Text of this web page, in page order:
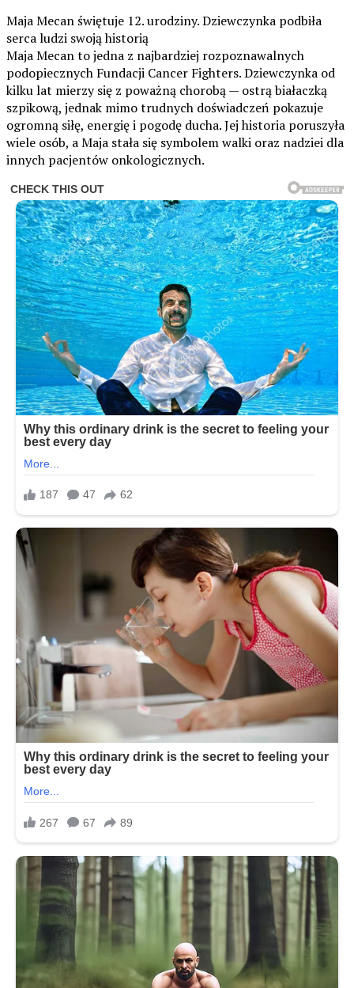
Maja Mecan świętuje 12. urodziny. Dziewczynka podbiła
serca ludzi swoją historią
Maja Mecan to jedna z najbardziej rozpoznawalnych
podopiecznych Fundacji Cancer Fighters. Dziewczynka od
kilku lat mierzy się z poważną chorobą — ostrą białaczką
szpikową, jednak mimo trudnych doświadczeń pokazuje
ogromną siłę, energię i pogodę ducha. Jej historia poruszyła
wiele osób, a Maja stała się symbolem walki oraz nadziei dla
innych pacjentów onkologicznych.